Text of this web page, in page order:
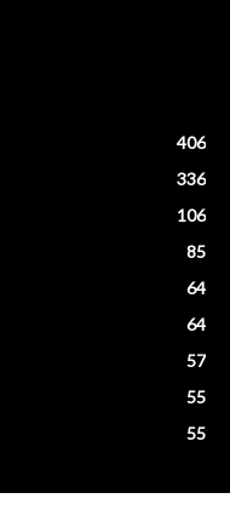
406
336
106
85
64
64
57
55
55